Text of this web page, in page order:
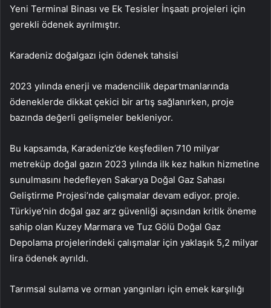
Yeni Terminal Binası ve Ek Tesisler İnşaatı projeleri için
gerekli ödenek ayrılmıştır.
Karadeniz doğalgazı için ödenek tahsisi
2023 yılında enerji ve madencilik departmanlarında
ödeneklerde dikkat çekici bir artış sağlanırken, proje
bazında değerli gelişmeler bekleniyor.
Bu kapsamda, Karadeniz’de keşfedilen 710 milyar
metreküp doğal gazın 2023 yılında ilk kez halkın hizmetine
sunulmasını hedefleyen Sakarya Doğal Gaz Sahası
Geliştirme Projesi’nde çalışmalar devam ediyor. proje.
Türkiye’nin doğal gaz arz güvenliği açısından kritik öneme
sahip olan Kuzey Marmara ve Tuz Gölü Doğal Gaz
Depolama projelerindeki çalışmalar için yaklaşık 5,2 milyar
lira ödenek ayrıldı.
Tarımsal sulama ve orman yangınları için emek karşılığı